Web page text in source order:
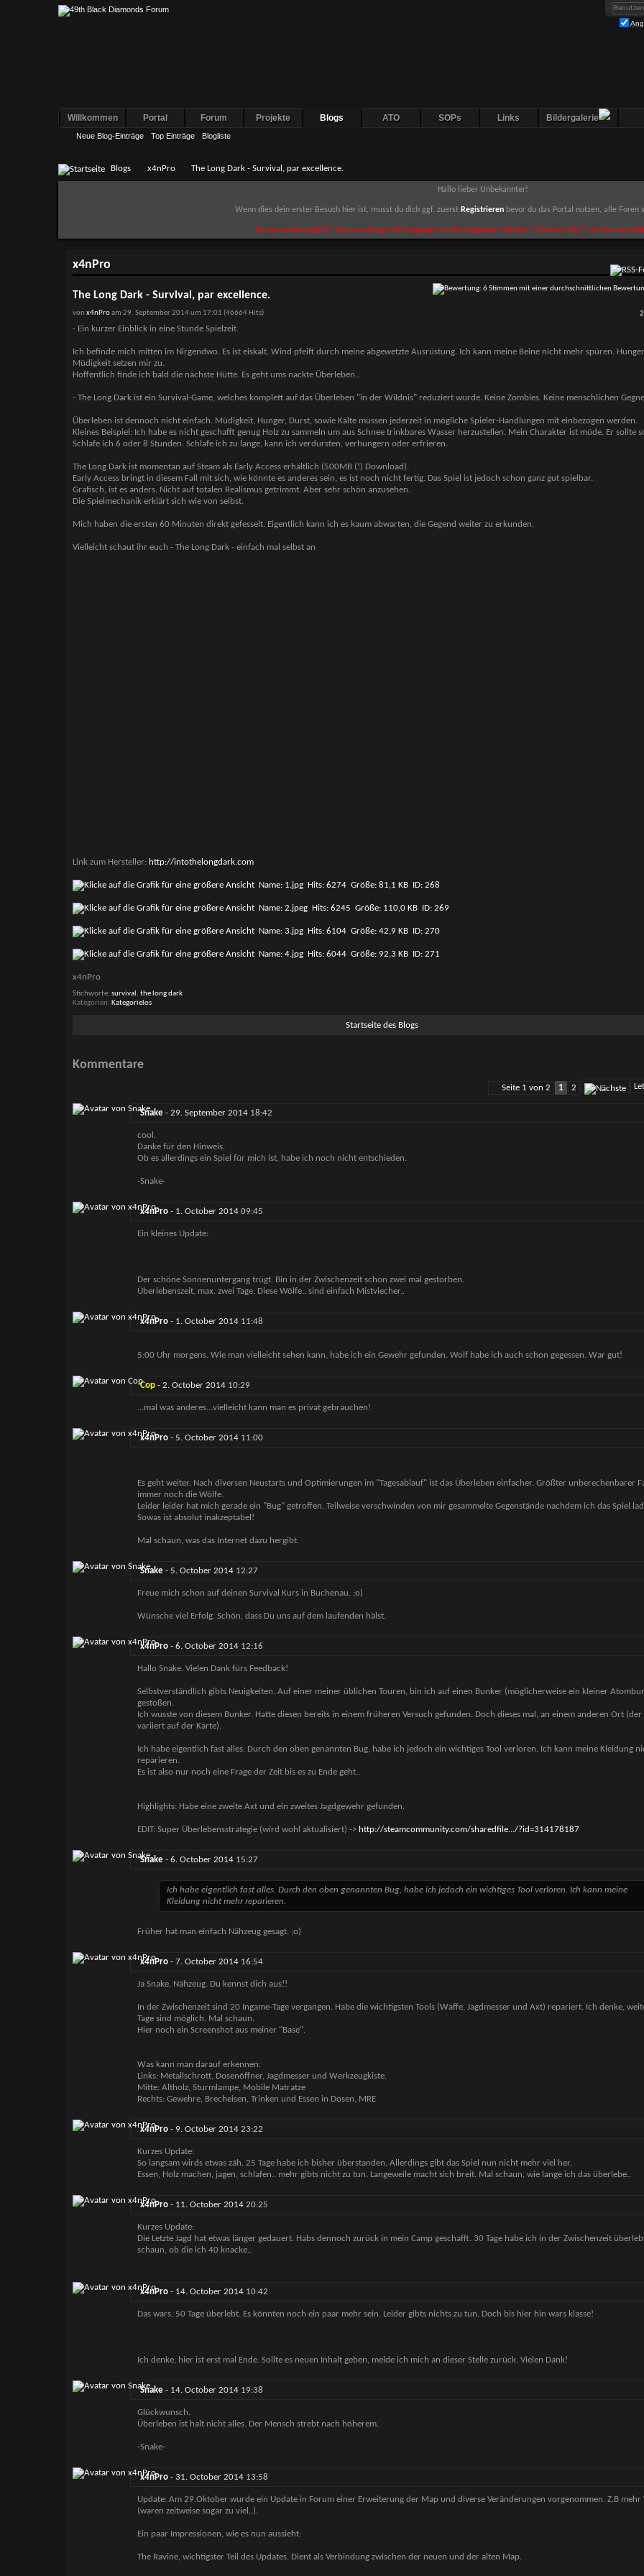
Willkommen Portal Forum Projekte Blogs
Neue Blog-Einträge Top Einträge Blogliste
ATO SOPs Links Bildergalerie
Blogs x4nPro The Long Dark - Survival, par excellence.
Hallo lieber Unbekannter!
Wenn dies dein erster Besuch hier ist, musst du dich ggf. zuerst Registrieren bevor du das Portal nutzen, alle Foren
Do you speak english? You can change the language via the language selector ("Deutsch (Du)") on the very
x4nPro
The Long Dark - Survival, par excellence.
von x4nProam 29. September 2014 um 17:01 (46664 Hits)
- Ein kurzer Einblick in eine Stunde Spielzeit.
Ich befinde mich mitten im Nirgendwo. Es ist eiskalt. Wind pfeift durch meine abgewetzte Ausrüstung. Ich kann meine Beine nicht mehr spüren.
Müdigkeit setzen mir zu.
Hoffentlich finde ich bald die nächste Hütte. Es geht ums nackte Überleben..
- The Long Dark ist ein Survival-Game, welches komplett auf das Überleben "in der Wildnis" reduziert wurde. Keine Zombies. Keine menschlichen
Überleben ist dennoch nicht einfach. Müdigkeit, Hunger, Durst, sowie Kälte müssen jederzeit in mögliche Spieler-Handlungen mit einbezogen werden.
Kleines Beispiel: Ich habe es nicht geschafft genug Holz zu sammeln um aus Schnee trinkbares Wasser herzustellen. Mein Charakter ist müde. Er sollte
Schlafe ich 6 oder 8 Stunden. Schlafe ich zu lange, kann ich verdursten, verhungern oder erfrieren.
The Long Dark ist momentan auf Steam als Early Access erhältlich (500MB (!) Download).
Early Access bringt in diesem Fall mit sich, wie könnte es anderes sein, es ist noch nicht fertig. Das Spiel ist jedoch schon ganz gut spielbar.
Grafisch, ist es anders. Nicht auf totalen Realismus getrimmt. Aber sehr schön anzusehen.
Die Spielmechanik erklärt sich wie von selbst.
Mich haben die ersten 60 Minuten direkt gefesselt. Eigentlich kann ich es kaum abwarten, die Gegend weiter zu erkunden.
Vielleicht schaut ihr euch - The Long Dark - einfach mal selbst an
Link zum Hersteller: http://intothelongdark.com
x4nPro
Stichworte: survival , the long dark
Kategorien
Kategorielos
Startseite des Blogs
Kommentare
Seite 1 von 2 1 2
Snake- 29. September 2014 18:42
cool.
Danke für den Hinweis.
Ob es allerdings ein Spiel für mich ist, habe ich noch nicht entschieden.
-Snake-
x4nPro- 1. October 2014 09:45
Ein kleines Update:
Der schöne Sonnenuntergang trügt. Bin in der Zwischenzeit schon zwei mal gestorben.
Überlebenszeit, max. zwei Tage. Diese Wölfe.. sind einfach Mistviecher..
x4nPro- 1. October 2014 11:48
5:00 Uhr morgens. Wie man vielleicht sehen kann, habe ich ein Gewehr gefunden. Wolf habe ich auch schon gegessen. War gut!
Cop- 2. October 2014 10:29
...mal was anderes...vielleicht kann man es privat gebrauchen!
x4nPro- 5. October 2014 11:00
Es geht weiter. Nach diversen Neustarts und Optimierungen im "Tagesablauf" ist das Überleben einfacher. Größter unberechenbarer
immer noch die Wölfe.
Leider leider hat mich gerade ein "Bug" getroffen. Teilweise verschwinden von mir gesammelte Gegenstände nachdem ich das Spiel
Sowas ist absolut inakzeptabel!
Mal schaun, was das Internet dazu hergibt.
Snake- 5. October 2014 12:27
Freue mich schon auf deinen Survival Kurs in Buchenau. ;o)
Wünsche viel Erfolg. Schön, dass Du uns auf dem laufenden hälst.
x4nPro- 6. October 2014 12:16
Hallo Snake. Vielen Dank fürs Feedback!
Selbstverständlich gibts Neuigkeiten. Auf einer meiner üblichen Touren, bin ich auf einen Bunker (möglicherweise ein kleiner
gestoßen.
Ich wusste von diesem Bunker. Hatte diesen bereits in einem früheren Versuch gefunden. Doch dieses mal, an einem anderen Ort
variiert auf der Karte).
Ich habe eigentlich fast alles. Durch den oben genannten Bug, habe ich jedoch ein wichtiges Tool verloren. Ich kann meine Kleidung
reparieren.
Es ist also nur noch eine Frage der Zeit bis es zu Ende geht..
Highlights: Habe eine zweite Axt und ein zweites Jagdgewehr gefunden.
EDIT: Super Überlebensstrategie (wird wohl aktualisiert) -> http://steamcommunity.com/sharedfile.../?id=314178187
Snake- 6. October 2014 15:27
Ich habe eigentlich fast alles. Durch den oben genannten Bug, habe ich jedoch ein wichtiges Tool verloren. Ich kann meine
Kleidung nicht mehr reparieren.
Früher hat man einfach Nähzeug gesagt. ;o)
x4nPro- 7. October 2014 16:54
Ja Snake, Nähzeug. Du kennst dich aus!!
In der Zwischenzeit sind 20 Ingame-Tage vergangen. Habe die wichtigsten Tools (Waffe, Jagdmesser und Axt) repariert. Ich denke,
Tage sind möglich. Mal schaun.
Hier noch ein Screenshot aus meiner "Base".
Was kann man darauf erkennen:
Links: Metallschrott, Dosenöffner, Jagdmesser und Werkzeugkiste.
Mitte: Altholz, Sturmlampe, Mobile Matratze
Rechts: Gewehre, Brecheisen, Trinken und Essen in Dosen, MRE
x4nPro- 9. October 2014 23:22
Kurzes Update:
So langsam wirds etwas zäh. 25 Tage habe ich bisher überstanden. Allerdings gibt das Spiel nun nicht mehr viel her.
Essen, Holz machen, jagen, schlafen.. mehr gibts nicht zu tun. Langeweile macht sich breit. Mal schaun, wie lange ich das überlebe..
x4nPro- 11. October 2014 20:25
Kurzes Update:
Die Letzte Jagd hat etwas länger gedauert. Habs dennoch zurück in mein Camp geschafft. 30 Tage habe ich in der Zwischenzeit
schaun, ob die ich 40 knacke..
x4nPro- 14. October 2014 10:42
Das wars. 50 Tage überlebt. Es könnten noch ein paar mehr sein. Leider gibts nichts zu tun. Doch bis hier hin wars klasse!
Ich denke, hier ist erst mal Ende. Sollte es neuen Inhalt geben, melde ich mich an dieser Stelle zurück. Vielen Dank!
Snake- 14. October 2014 19:38
Glückwunsch.
Überleben ist halt nicht alles. Der Mensch strebt nach höherem.
-Snake-
x4nPro- 31. October 2014 13:58
Update: Am 29.Oktober wurde ein Update in Forum einer Erweiterung der Map und diverse Veränderungen vorgenommen. Z.B mehr
(waren zeitweise sogar zu viel..).
Ein paar Impressionen, wie es nun aussieht:
The Ravine, wichtigster Teil des Updates. Dient als Verbindung zwischen der neuen und der alten Map.